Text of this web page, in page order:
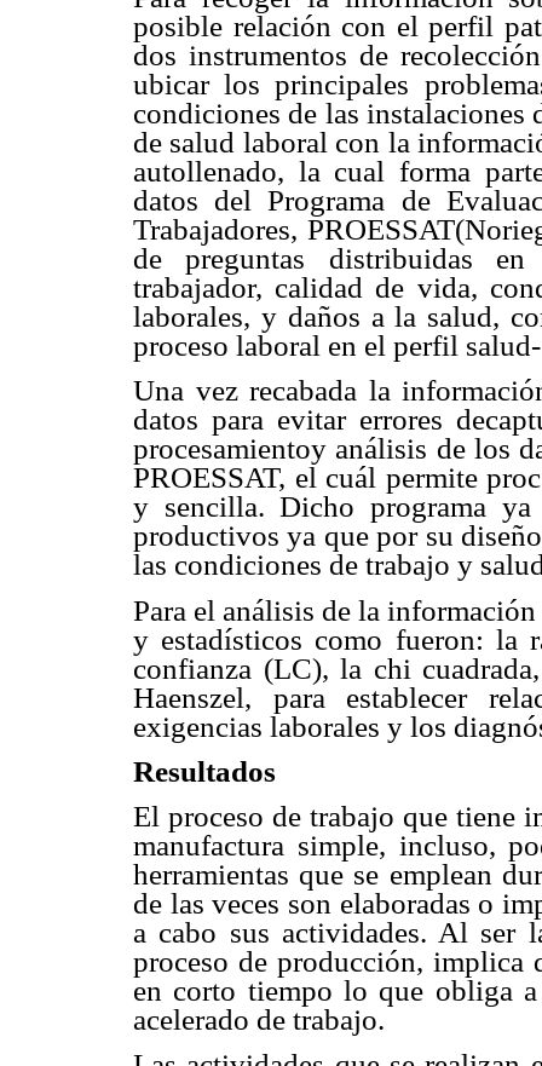
posible relación con el perfil
dos instrumentos de
ubicar los principales
condiciones de las instalaciones
de salud laboral con la
autollenado, la cual forma
datos del Programa de
Trabajadores,
de preguntas distribuidas
trabajador, calidad de vida,
laborales, y daños a la salud,
proceso laboral en el perfil
Una vez recabada la
datos para evitar errores
procesamientoy análisis de los
PROESSAT, el cuál permite
y sencilla. Dichoprograma
productivos ya que por su
las condiciones de trabajo y
Para el análisis de la
y estadísticos como fueron: la
confianza (LC), la chi
Haenszel, para establecer
exigencias laborales y los
Resultados
El proceso de trabajo que tiene
manufactura simple, incluso,
herramientas que se emplean
de las veces son elaboradas o
a cabo sus actividades. Al ser
proceso deproducción, implica
en corto tiempo lo que obliga
acelerado de trabajo.